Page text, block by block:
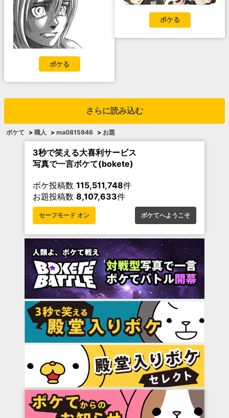
ボケる
ボケる
さらに読み込む
ボケて > 職人 > ma0815946 > お題
3秒で笑える大喜利サービス
写真で一言ボケて(bokete)
ボケ投稿数 115,511,748件
お題投稿数 8,107,633件
セーフモード オン ボケてへようこそ